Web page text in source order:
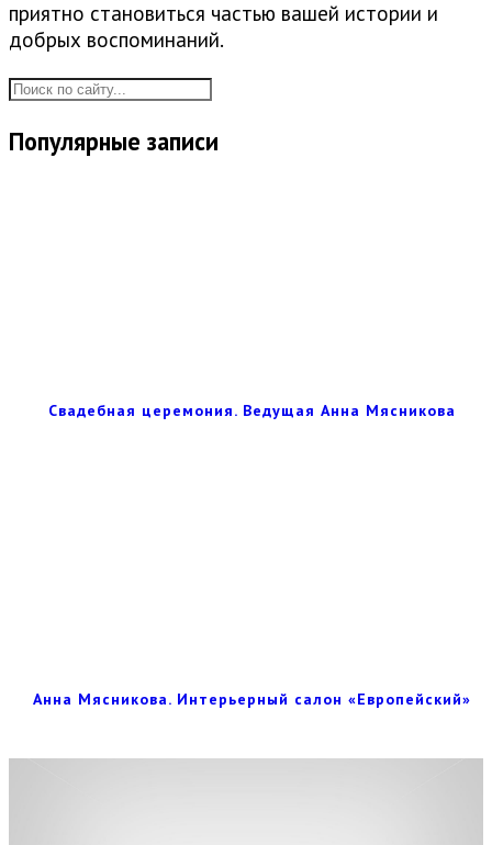
приятно становиться частью вашей истории и
добрых воспоминаний.
Популярные записи
Свадебная церемония. Ведущая Анна Мясникова
Анна Мясникова. Интерьерный салон «Европейский»